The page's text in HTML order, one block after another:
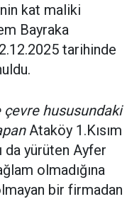
kat maliki
Bayraka
tarihinde
çevre hususundaki
Ataköy 1.Kısım
da yürüten Ayfer
olmadığına
bir firmadan